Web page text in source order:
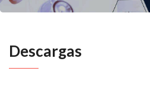
Descargas